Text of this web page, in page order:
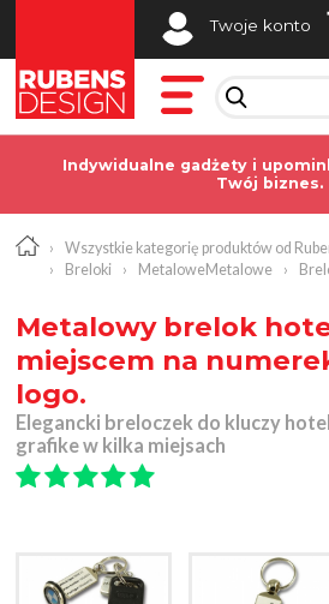
Twoje konto
Indywidualne gadżety i
Twój biznes.
›
Wszystkie kategorię produktów od
›
Breloki › MetaloweMetalowe ›
Metalowy brelok
miejscem na
logo.
Elegancki breloczek do kluczy
grafike w kilka miejsach